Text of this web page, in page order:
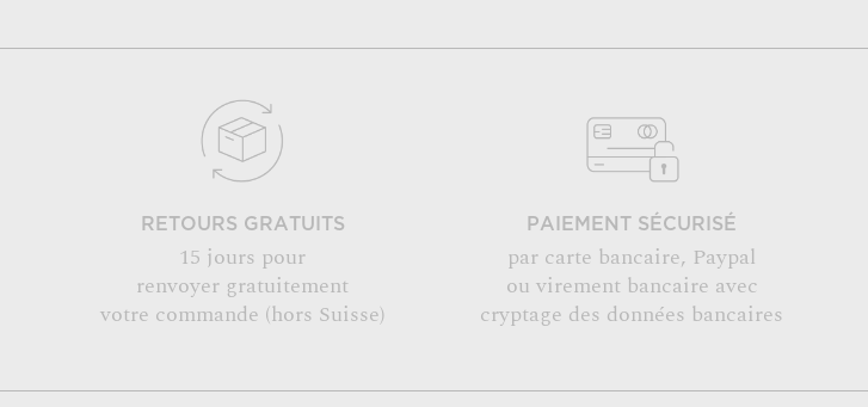
RETOURS GRATUITS
15 jours pour
renvoyer gratuitement
votre commande (hors Suisse)
PAIEMENT SÉCURISÉ
par carte bancaire, Paypal
ou virement bancaire avec
cryptage des données bancaires